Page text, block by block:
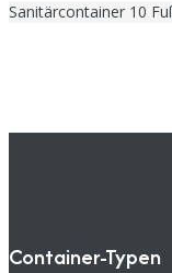
Sanitärcontainer 10
Container-Typen